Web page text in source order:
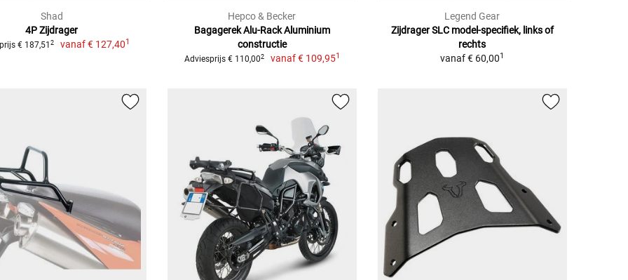
Shad
4P Zijdrager
€ 187,51 2 vanaf€ 127,401
Hepco & Becker
Bagagerek Alu-Rack Aluminium
constructie
Adviesprijs € 110,002 vanaf€ 109,951
Legend Gear
Zijdrager SLC model-specifiek, links of
rechts
vanaf€ 60,001